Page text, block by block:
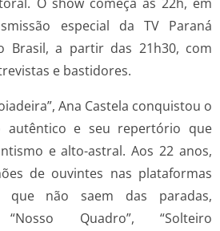
especial da TV Paraná
Brasil, a partir das 21h30, com
e bastidores.
Ana Castela conquistou o
autêntico e seu repertório que
e alto-astral. Aos 22 anos,
de ouvintes nas plataformas
que não saem das paradas,
Quadro”, “Solteiro